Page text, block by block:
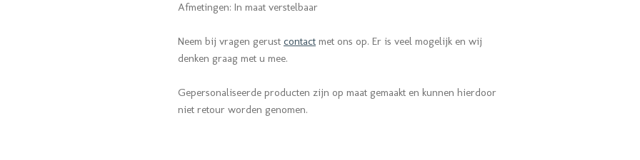
Afmetingen: In maat verstelbaar
Neem bij vragen gerust contact met ons op. Er is veel mogelijk en wij
denken graag met u mee.
Gepersonaliseerde producten zijn op maat gemaakt en kunnen hierdoor
niet retour worden genomen.